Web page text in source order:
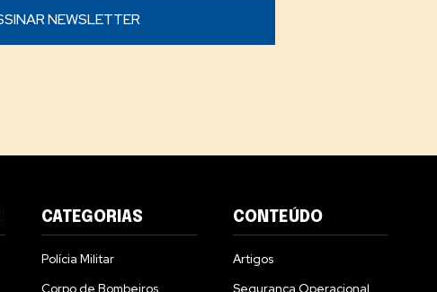
CATEGORIAS
Polícia Militar
Corpo de Bombeiros
CONTEÚDO
Artigos
Segurança Operacional